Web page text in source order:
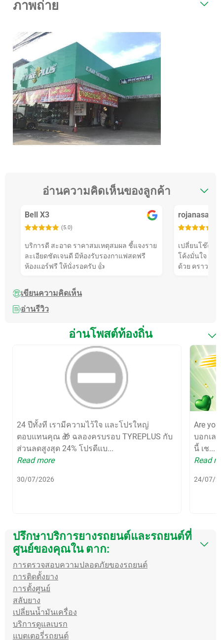
ภาพถ่าย
อ่านความคิดเห็นของลูกค้า
Bell X3
(5.0)
บริการดี สะอาด ราคาสมเหตุสมผล ชี้แจงราย
ละเอียดชัดเจนดี มีห้องรับรองกาแฟสดฟรี
ห้องแอร์ฟรี ให้นั่งรอครับ 👍
rojanasak
เปลี่ยนโช๊ค
โค้งมั่นใจ ที่ร้
ด้วย คราวหน้
เขียนความคิดเห็น
อ่านรีวิว
อ่านโพสต์ท้องถิ่น
24 ปีทั้งที เรามีความไว้ใจ และโปรใหญ่
ตอบแทนคุณ 🎁 ฉลองครบรอบ TYREPLUS กับ
ส่วนลดสูงสุด 24% โปรดีแบ...
Read more
30/07/2026
Are
บอกเล
นี้ เช...
Read
24/07/
ปรึกษาบริการยางรถยนต์และรถยนต์ที่
ศูนย์ของคุณใน ตาก:
การตรวจสอบความปลอดภัยของรถยนต์
การติดตั้งยาง
การตั้งศูนย์
สลับยาง
เปลี่ยนน้ำมันเครื่อง
บริการดูแลเบรก
แบตเตอรี่รถยนต์